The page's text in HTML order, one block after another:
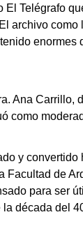
El Telégrafo
archivo como
enormes
Ana Carrillo,
como
y convertido
Facultad de
para ser
década del